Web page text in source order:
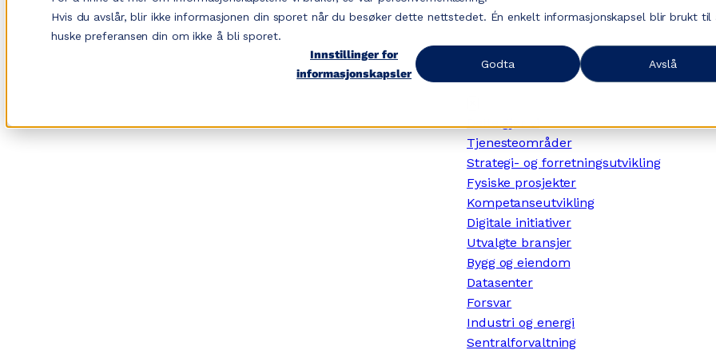
Hvis du avslår, blir ikke informasjonen din sporet når du besøker dette nettstedet. Én enkelt informasjonskapsel blir brukt til
huske preferansen din om ikke å bli sporet.
Innstillinger for
informasjonskapsler
Godta Avslå
Dette gjør vi
Tjenesteområder
Strategi- og forretningsutvikling
Fysiske prosjekter
Kompetanseutvikling
Digitale initiativer
Utvalgte bransjer
Bygg og eiendom
Datasenter
Forsvar
Industri og energi
Sentralforvaltning